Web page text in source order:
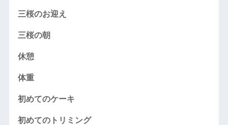
三桜のお迎え
三桜の朝
休憩
体重
初めてのケーキ
初めてのトリミング